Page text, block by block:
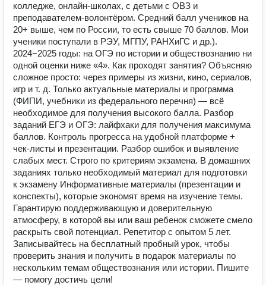
колледже, онлайн-школах, с детьми с ОВЗ и
преподавателем-волонтёром. Средний балл учеников на
20+ выше, чем по России, то есть свыше 70 баллов. Мои
ученики поступали в РЭУ, МГПУ, РАНХиГС и др.).
2024−2025 годы: на ОГЭ по истории и обществознанию ни
одной оценки ниже «4». Как проходят занятия? Объясняю
сложное просто: через примеры из жизни, кино, сериалов,
игр и т. д. Только актуальные материалы и программа
(ФИПИ, учебники из федерального перечня) — всё
необходимое для получения высокого балла. Разбор
заданий ЕГЭ и ОГЭ: лайфхаки для получения максимума
баллов. Контроль прогресса на удобной платформе +
чек-листы и презентации. Разбор ошибок и выявление
слабых мест. Строго по критериям экзамена. В домашних
заданиях только необходимый материал для подготовки
к экзамену Информативные материалы (презентации и
конспекты), которые экономят время на изучение темы.
Гарантирую поддерживающую и доверительную
атмосферу, в которой вы или ваш ребенок сможете смело
раскрыть свой потенциал. Репетитор с опытом 5 лет.
Записывайтесь на бесплатный пробный урок, чтобы
проверить знания и получить в подарок материалы по
нескольким темам обществознания или истории. Пишите
— помогу достичь цели!